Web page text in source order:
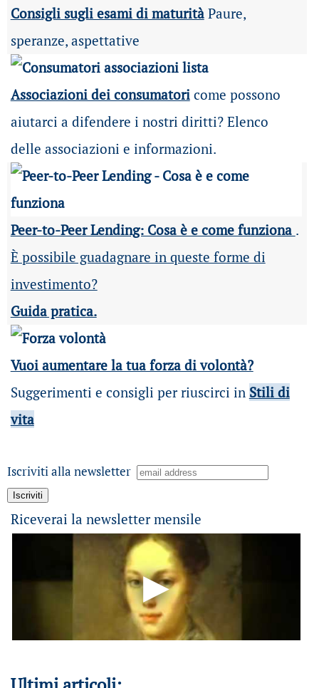
Consigli sugli esami di maturità Paure,
speranze, aspettative
Associazioni dei consumatoricome possono
aiutarci a difendere i nostri diritti? Elenco
delle associazioni e informazioni.
Peer-to-Peer Lending: Cosa è e come funziona .
È possibile guadagnare in queste forme di
investimento?
Guida pratica.
Vuoi aumentare la tua forza di volontà?
Suggerimenti e consigli per riuscirci in Stili di
vita
Iscriviti alla newsletter
Riceverai la newsletter mensile